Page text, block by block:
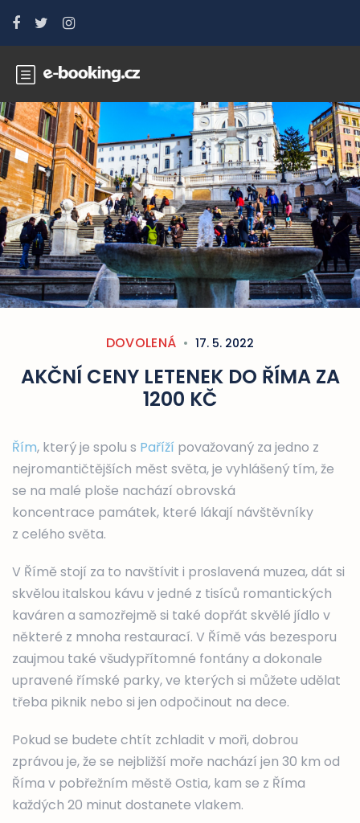
DOVOLENÁ 17. 5. 2022
AKČNÍ CENY LETENEK DO ŘÍMA ZA
1200 KČ
Řím, který je spolu s Paříží považovaný za jedno z
nejromantičtějších měst světa, je vyhlášený tím, že
se na malé ploše nachází obrovská
koncentrace památek, které lákají návštěvníky
z celého světa.
V Římě stojí za to navštívit i proslavená muzea, dát si
skvělou italskou kávu v jedné z tisíců romantických
kaváren a samozřejmě si také dopřát skvělé jídlo v
některé z mnoha restaurací. V Římě vás bezesporu
zaujmou také všudypřítomné fontány a dokonale
upravené římské parky, ve kterých si můžete udělat
třeba piknik nebo si jen odpočinout na dece.
Pokud se budete chtít zchladit v moři, dobrou
zprávou je, že se nejbližší moře nachází jen 30 km od
Říma v pobřežním městě Ostia, kam se z Říma
každých 20 minut dostanete vlakem.